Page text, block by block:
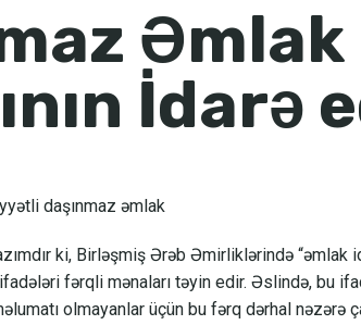
Əmlak
İdarə
ki, Birləşmiş Ərəb Əmirliklərində “əmlak
fərqli mənaları təyin edir. Əslində, bu
olmayanlar üçün bu fərq dərhal nəzərə